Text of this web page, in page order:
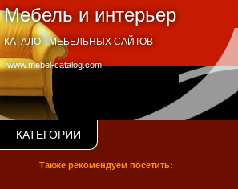
Мебель и интерьер
www.mebel-catalog.com
КАТАЛОГ МЕБЕЛЬНЫХ САЙТОВ
КАТЕГОРИИ
Также рекомендуем посетить: